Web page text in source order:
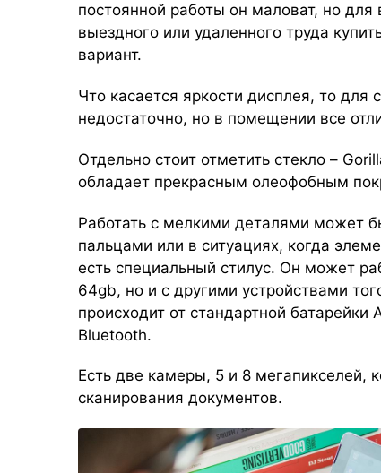
постоянной работы он маловат, но
выездного или удаленного труда
вариант.
Что касается яркости дисплея, то
недостаточно, но в помещении все
Отдельно стоит отметить стекло –
обладает прекрасным олеофобным
Работать с мелкими деталями может
пальцами или в ситуациях, когда
есть специальный стилус. Он может
64gb, но и с другими устройствами
происходит от стандартной
Bluetooth.
Есть две камеры, 5 и 8 мегапикселей,
сканирования документов.